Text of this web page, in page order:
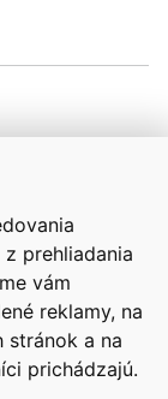
prehliadania
vám
reklamy, na
stránok a na
prichádzajú.
výskumu,